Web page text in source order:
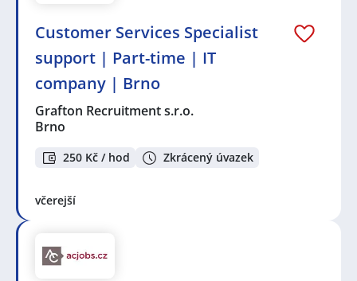
Customer Services Specialist
support | Part-time | IT
company | Brno
Grafton Recruitment s.r.o.
Brno
250 Kč / hod Zkrácený úvazek
včerejší